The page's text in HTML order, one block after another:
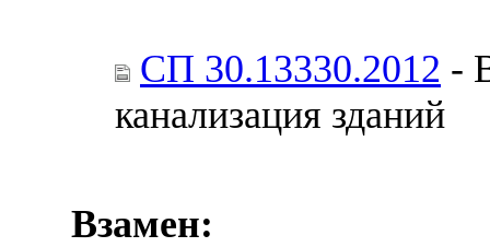
СП 30.13330.2012 -
канализация зданий
Взамен: